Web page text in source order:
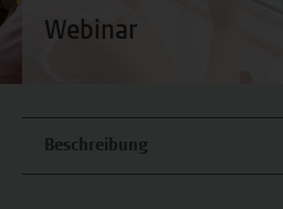
Webinar
Beschreibung